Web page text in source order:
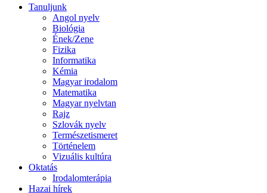
Tanuljunk
Angol nyelv
Biológia
Ének/Zene
Fizika
Informatika
Kémia
Magyar irodalom
Matematika
Magyar nyelvtan
Rajz
Szlovák nyelv
Természetismeret
Történelem
Vizuális kultúra
Oktatás
Irodalomterápia
Hazai hírek